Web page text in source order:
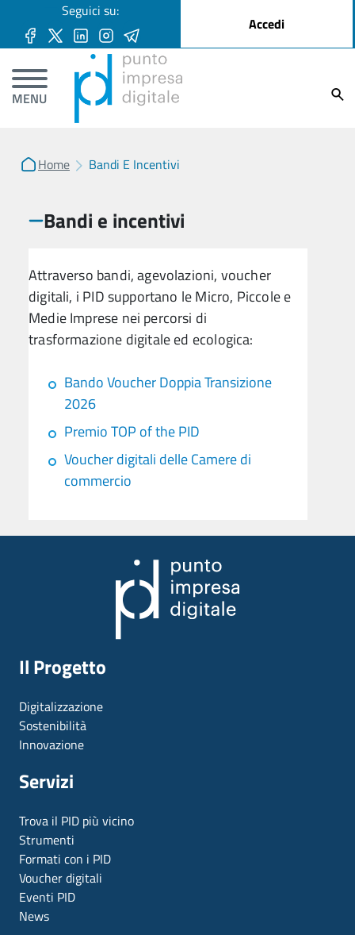
Seguici su: User account menu
Accedi
MENU
Home Bandi E Incentivi
Bandi e incentivi
Attraverso bandi, agevolazioni, voucher
digitali, i PID supportano le Micro, Piccole e
Medie Imprese nei percorsi di
trasformazione digitale ed ecologica:
Bando Voucher Doppia Transizione
2026
Premio TOP of the PID
Voucher digitali delle Camere di
commercio
Il Progetto
Digitalizzazione
Sostenibilità
Innovazione
Servizi
Trova il PID più vicino
Strumenti
Formati con i PID
Voucher digitali
Eventi PID
News